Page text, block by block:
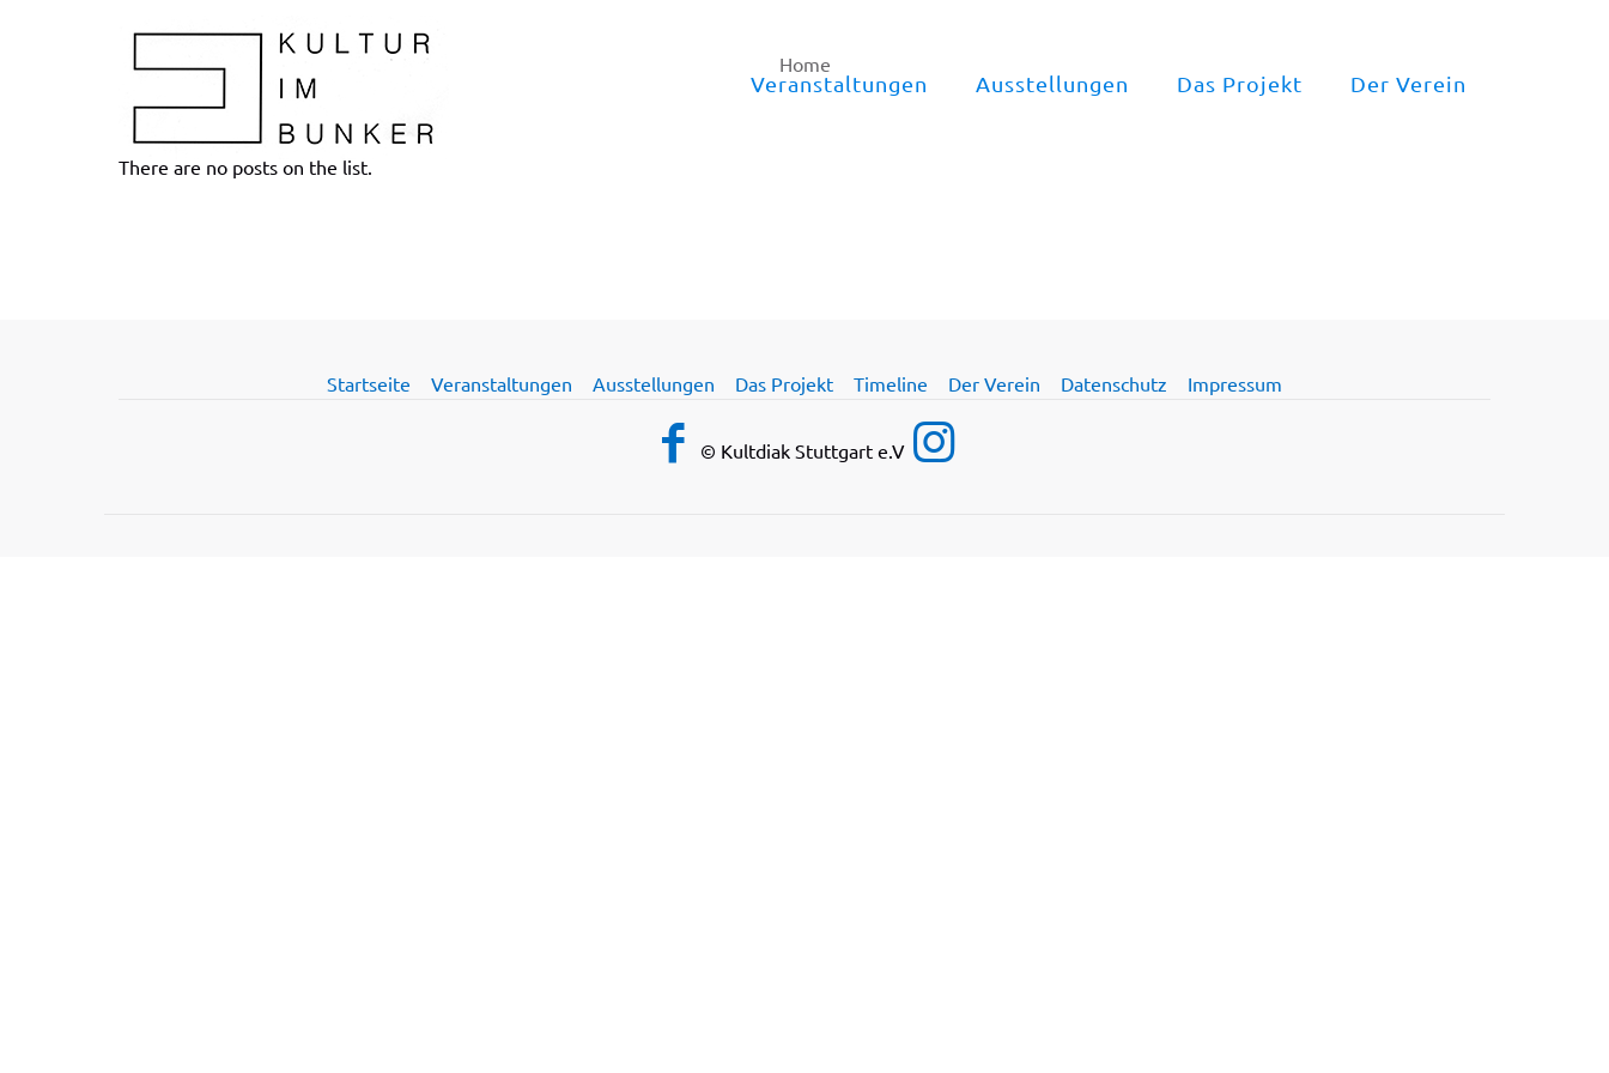
Veranstaltungen Ausstellungen Das Projekt Der Verein
Home
There are no posts on the list.
Startseite Veranstaltungen Ausstellungen Das Projekt Timeline Der Verein Datenschutz Impressum
© Kultdiak Stuttgart e.V